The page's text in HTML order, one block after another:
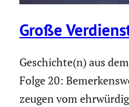
Große
Geschichte(n) aus
Folge 20:
zeugen vom